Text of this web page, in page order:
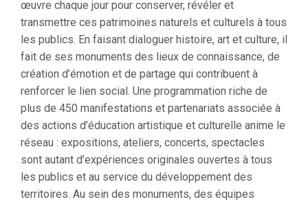
œuvre chaque jour pour conserver, révéler et
transmettre ces patrimoines naturels et culturels à tous
les publics. En faisant dialoguer histoire, art et culture, il
fait de ses monuments des lieux de connaissance, de
création d’émotion et de partage qui contribuent à
renforcer le lien social. Une programmation riche de
plus de 450 manifestations et partenariats associée à
des actions d’éducation artistique et culturelle anime le
réseau : expositions, ateliers, concerts, spectacles
sont autant d’expériences originales ouvertes à tous
les publics et au service du développement des
territoires. Au sein des monuments, des équipes